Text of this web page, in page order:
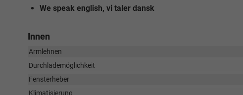
We speak english, vi taler dansk
Innen
Armlehnen
Durchlademöglichkeit
Fensterheber
Klimatisierung